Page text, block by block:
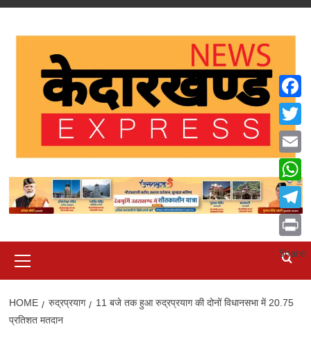
Skip
Menu
HOME रुद्रप्रयाग
11 बजे तक हुआ रुद्रप्रयाग की दोनों विधानसभा में 20.75
प्रतिशत मतदान
Email
Print
Share